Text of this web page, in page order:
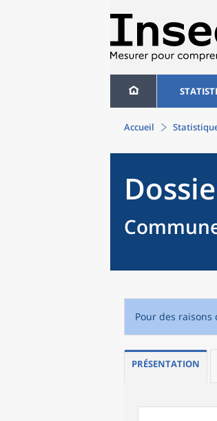
Accueil
Pour des
PRÉSENTATION